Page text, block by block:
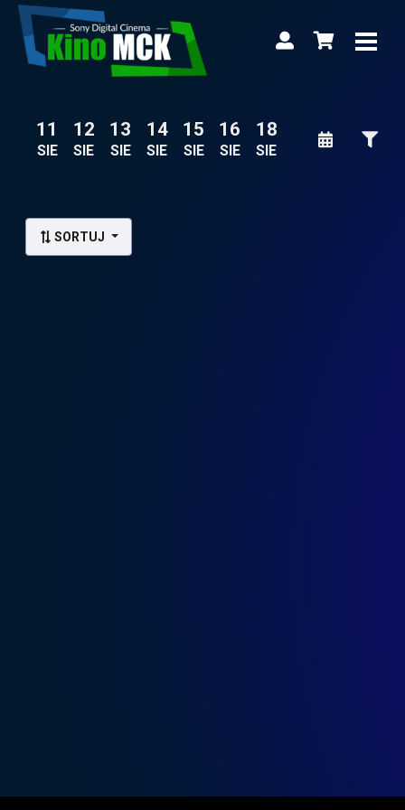
11
SIE
12
SIE
13
SIE
14
SIE
15
SIE
16
SIE
18
SIE
Lista wydarzeń:
SORTUJ